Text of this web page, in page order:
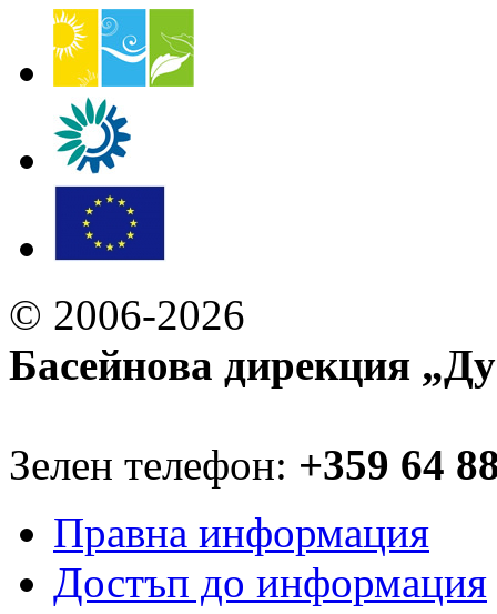
© 2006-2026
Басейнова дирекция
Зелен телефон: +359 64
Правна информация
Достъп до информация